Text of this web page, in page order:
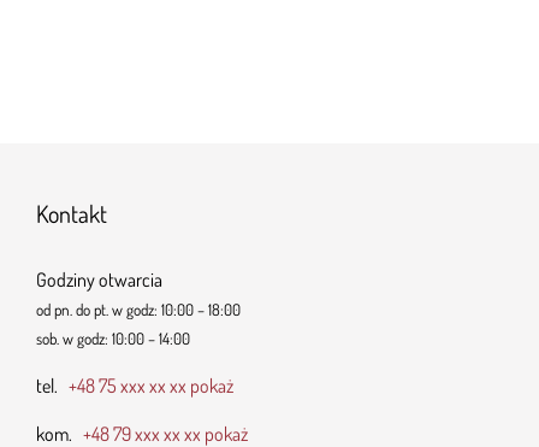
Kontakt
Godziny otwarcia
od pn. do pt. w godz: 10:00 – 18:00
sob. w godz: 10:00 – 14:00
tel. +48 75 xxx xx xx pokaż
kom. +48 79 xxx xx xx pokaż